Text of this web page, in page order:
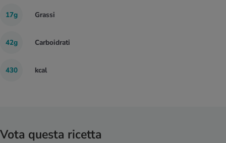
17g Grassi
42g Carboidrati
430 kcal
Vota questa ricetta